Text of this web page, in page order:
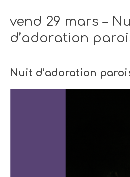
vend 29 mars –
d’adoration
Nuit d’adoration